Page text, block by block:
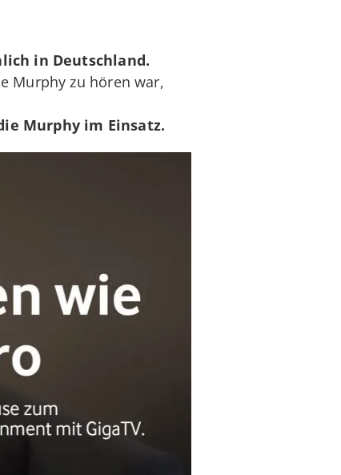
in Deutschland.
Murphy zu hören war,
Murphy im Einsatz.